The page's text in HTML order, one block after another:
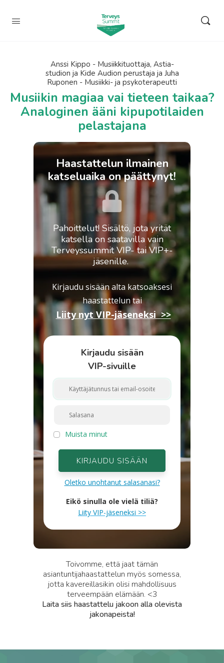
Anssi Kippo - Musiikkituottaja, Astia-
studion ja Kide Audion perustaja ja Juha
Ruponen - Musiikki- ja psykoterapeutti
Musiikin magiaa vai tieteen taikaa?
Analoginen ääni kipupotilaiden
pelastajana
Haastattelun ilmainen
katseluaika on päättynyt!
Pahoittelut! Sisältö, jota yrität
katsella on saatavilla vain
Terveyssummit VIP- tai VIP+-
jäsenille.
Kirjaudu sisään alta katsoaksesi
haastatteluntai
Liity nyt VIP-jäseneksi >>
Kirjaudu sisään
VIP-sivuille
Muista minut
KIRJAUDU SISÄÄN
Oletko unohtanut salasanasi?
Eikö sinulla ole vielä tiliä?
Liity VIP-jäseneksi >>
Toivomme, että jaat tämän
asiantuntijahaastattelun myös somessa,
jotta kavereillasikin olisi mahdollisuus
terveempään elämään. <3
Laita siis haastattelu jakoon alla olevista
jakonapeista!